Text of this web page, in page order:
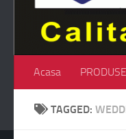
Acasa PRODUSE
TAGGED: